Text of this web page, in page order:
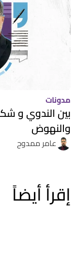
مدونات
بين الندوي و
والنهوض
عامر ممدوح
إقرأ أيضاً